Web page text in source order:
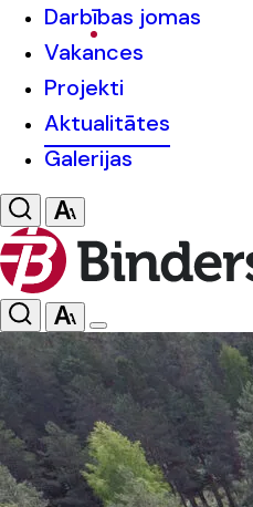
Darbības jomas
Vakances
Projekti
Aktualitātes
Galerijas